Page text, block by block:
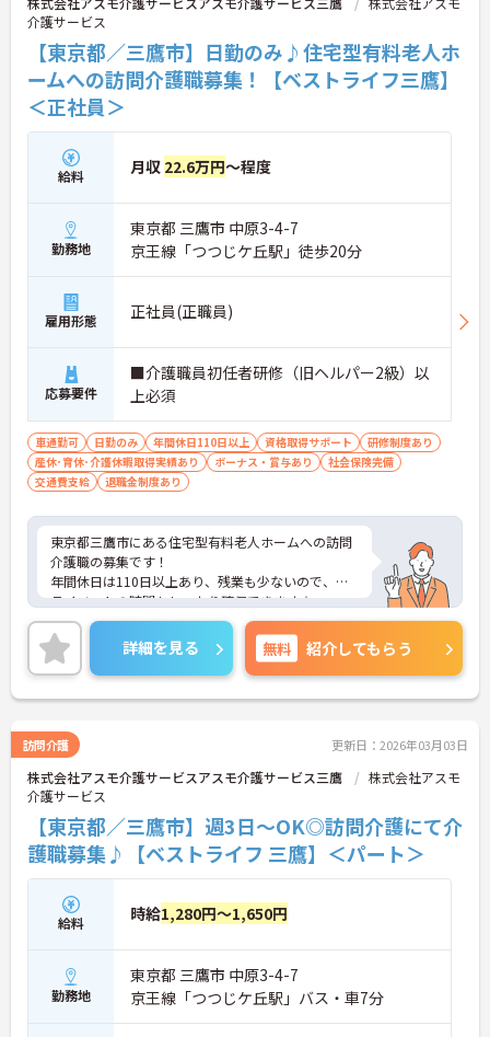
介護サービス
【東京都／三鷹市】日勤のみ♪住宅型有料老人ホ
ームへの訪問介護職募集！【ベストライフ三鷹】
＜正社員＞
給料 月収 22.6万円～程度
勤務地
東京都 三鷹市 中原3-4-7
京王線「つつじケ丘駅」徒歩20分
雇用形態 正社員(正職員)
応募要件
■介護職員初任者研修（旧ヘルパー2級）以
上必須
車通勤可 日勤のみ 年間休日110日以上 資格取得サポート
研修制度あり
産休･育休･介護休暇取得実績あり
ボーナス・賞与あり
社会保険完備
交通費支給
退職金制度あり
東京都三鷹市にある住宅型有料老人ホームへの訪問
介護職の募集です！
年間休日は110日以上あり、残業も少ないので、プ
ライベートの時間もしっかり確保できます☆
ご興味がある方はご面接のポイントをお伝えします
ので、お気軽にお問い合わせください！
詳細を見る 無料 紹介してもらう
訪問介護 更新日：2026年03月03日
株式会社アスモ介護サービスアスモ介護サービス三鷹
株式会社アスモ
介護サービス
【東京都／三鷹市】週3日～OK◎訪問介護にて介
護職募集♪【ベストライフ 三鷹】＜パート＞
給料 時給1,280円～1,650円
勤務地
東京都 三鷹市 中原3-4-7
京王線「つつじケ丘駅」バス・車7分